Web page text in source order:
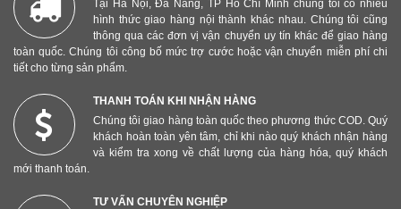
Tại Hà Nội, Đà Nẵng, TP Hồ Chí Minh chúng tôi có nhiều
hình thức giao hàng nội thành khác nhau. Chúng tôi cũng
thông qua các đơn vị vận chuyển uy tín khác để giao hàng
toàn quốc. Chúng tôi công bố mức trợ cước hoặc vận chuyển miễn phí chi
tiết cho từng sản phẩm.
THANH TOÁN KHI NHẬN HÀNG
Chúng tôi giao hàng toàn quốc theo phương thức COD. Quý
khách hoàn toàn yên tâm, chỉ khi nào quý khách nhận hàng
và kiểm tra xong về chất lượng của hàng hóa, quý khách
mới thanh toán.
TƯ VẤN CHUYÊN NGHIỆP